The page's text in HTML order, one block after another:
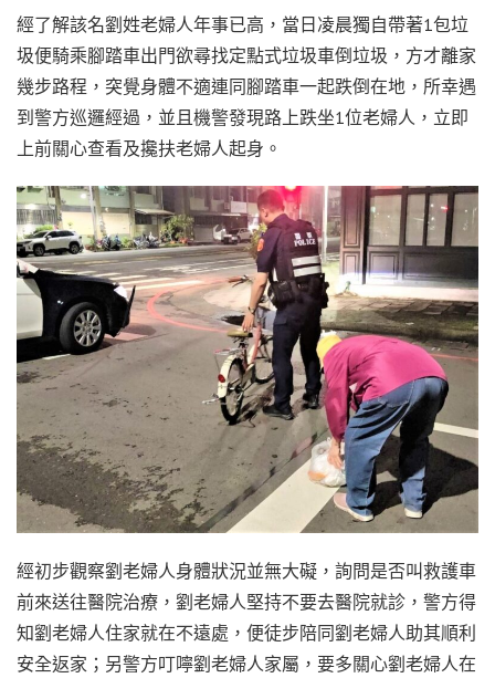
經了解該名劉姓老婦人年事已高，當日凌晨獨自帶著1包垃
圾便騎乘腳踏車出門欲尋找定點式垃圾車倒垃圾，方才離家
幾步路程，突覺身體不適連同腳踏車一起跌倒在地，所幸遇
到警方巡邏經過，並且機警發現路上跌坐1位老婦人，立即
上前關心查看及攙扶老婦人起身。
經初步觀察劉老婦人身體狀況並無大礙，詢問是否叫救護車
前來送往醫院治療，劉老婦人堅持不要去醫院就診，警方得
知劉老婦人住家就在不遠處，便徒步陪同劉老婦人助其順利
安全返家；另警方叮嚀劉老婦人家屬，要多關心劉老婦人在